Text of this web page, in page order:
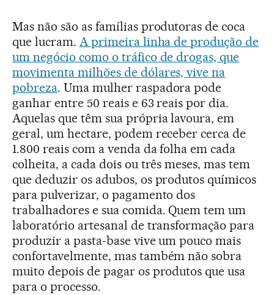
Mas não são as famílias produtoras de coca
que lucram. A primeira linha de produção de
um negócio como o tráfico de drogas, que
movimenta milhões de dólares, vive na
pobreza. Uma mulher raspadora pode
ganhar entre 50 reais e 63 reais por dia.
Aquelas que têm sua própria lavoura, em
geral, um hectare, podem receber cerca de
1.800 reais com a venda da folha em cada
colheita, a cada dois ou três meses, mas tem
que deduzir os adubos, os produtos químicos
para pulverizar, o pagamento dos
trabalhadores e sua comida. Quem tem um
laboratório artesanal de transformação para
produzir a pasta-base vive um pouco mais
confortavelmente, mas também não sobra
muito depois de pagar os produtos que usa
para o processo.